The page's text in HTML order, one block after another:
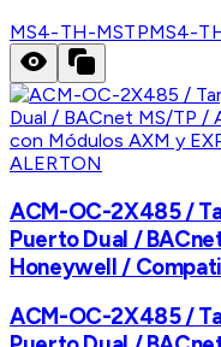
MS4-TH-MSTPMS4-
ALERTON
ACM-OC-2X485 /
Puerto Dual /
Honeywell /
ACM-OC-2X485 /